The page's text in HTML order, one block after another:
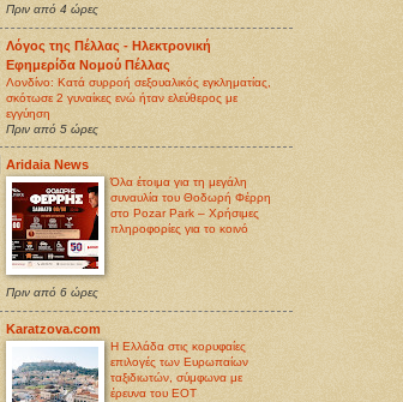
Πριν από 4 ώρες
Λόγος της Πέλλας - Ηλεκτρονική
Εφημερίδα Νομού Πέλλας
Λονδίνο: Κατά συρροή σεξoυαλικός εγκληματίας,
σκότωσε 2 γυναίκες ενώ ήταν ελεύθερος με
εγγύηση
Πριν από 5 ώρες
Aridaia News
Όλα έτοιμα για τη μεγάλη
συναυλία του Θοδωρή Φέρρη
στο Pozar Park – Χρήσιμες
πληροφορίες για το κοινό
Πριν από 6 ώρες
Karatzova.com
Η Ελλάδα στις κορυφαίες
επιλογές των Ευρωπαίων
ταξιδιωτών, σύμφωνα με
έρευνα του ΕΟΤ